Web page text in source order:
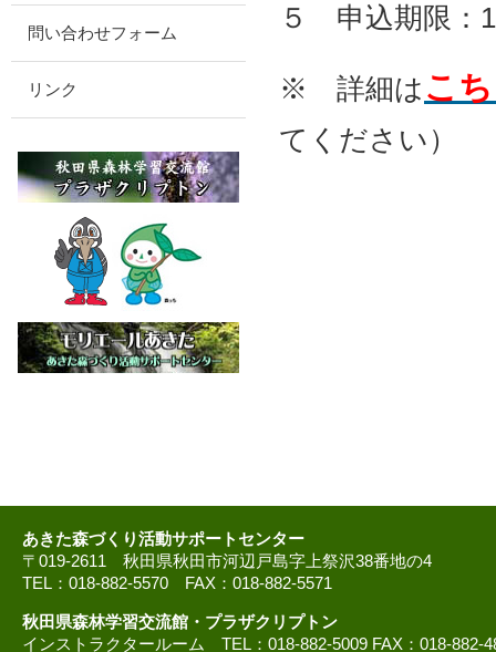
問い合わせフォーム
リンク
５ 申込期限
※ 詳細は こ
てください）
あきた森づくり活動サポートセンター
〒019-2611 秋田県秋田市河辺戸島字上祭沢38番地の4
TEL：018-882-5570 FAX：018-882-5571
秋田県森林学習交流館・プラザクリプトン
インストラクタールーム TEL：018-882-5009 FAX：018-882-